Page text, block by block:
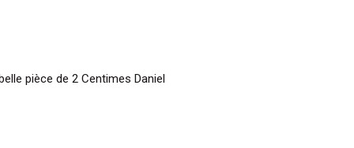
pièce de 2 Centimes Daniel